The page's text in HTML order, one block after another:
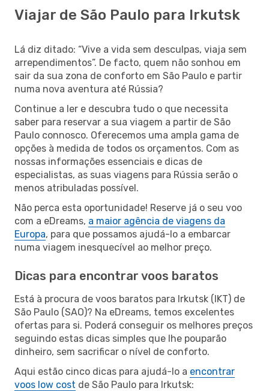
Viajar de São Paulo para Irkutsk
Lá diz ditado: “Vive a vida sem desculpas, viaja sem
arrependimentos”. De facto, quem não sonhou em
sair da sua zona de conforto em São Paulo e partir
numa nova aventura até Rússia?
Continue a ler e descubra tudo o que necessita
saber para reservar a sua viagem a partir de São
Paulo connosco. Oferecemos uma ampla gama de
opções à medida de todos os orçamentos. Com as
nossas informações essenciais e dicas de
especialistas, as suas viagens para Rússia serão o
menos atribuladas possível.
Não perca esta oportunidade! Reserve já o seu voo
com a eDreams, a maior agência de viagens da
Europa, para que possamos ajudá-lo a embarcar
numa viagem inesquecível ao melhor preço.
Dicas para encontrar voos baratos
Está à procura de voos baratos para Irkutsk (IKT) de
São Paulo (SAO)? Na eDreams, temos excelentes
ofertas para si. Poderá conseguir os melhores preços
seguindo estas dicas simples que lhe pouparão
dinheiro, sem sacrificar o nível de conforto.
Aqui estão cinco dicas para ajudá-lo a encontrar
voos low cost de São Paulo para Irkutsk: